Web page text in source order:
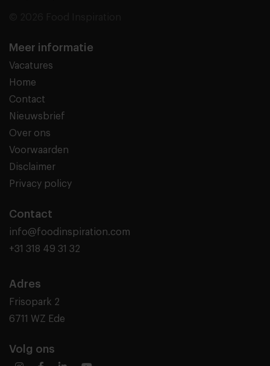
Meer informatie
Vacatures
Home
Contact
Nieuwsbrief
Over ons
Voorwaarden
Disclaimer
Privacy policy
Contact
info@foodinspiration.com
+31 318 49 31 32
Adres
Frisopark 2
6711 WZ Ede
Volg ons